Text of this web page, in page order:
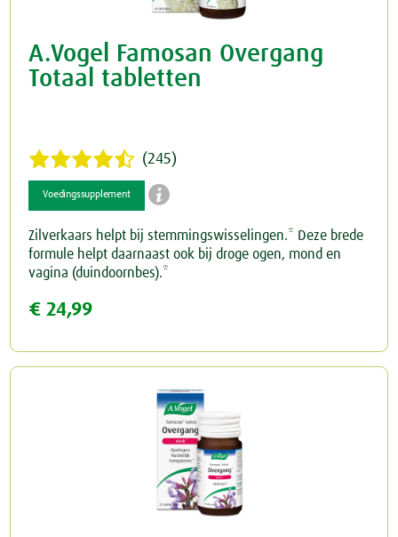
A.Vogel Famosan Overgang
Totaal tabletten
(245)
Voedingssupplement 
Zilverkaars helpt bij stemmingswisselingen.* Deze brede
formule helpt daarnaast ook bij droge ogen, mond en
vagina (duindoornbes).*
€ 24,99